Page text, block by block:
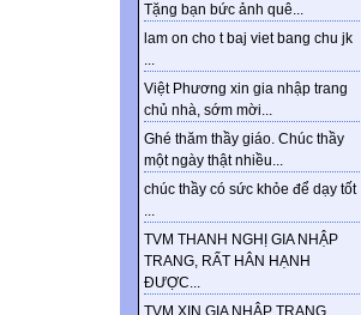
Tặng bạn bức ảnh quê...
lam on cho t baj viet bang chu jk
...
Việt Phương xin gia nhập trang
chủ nhà, sớm mời...
Ghé thăm thầy giáo. Chúc thầy
một ngày thật nhiều...
chúc thầy có sức khỏe để dạy tốt
...
TVM THANH NGHỊ GIA NHẬP
TRANG, RẤT HÂN HẠNH
ĐƯỢC...
TVM XIN GIA NHẬP TRANG